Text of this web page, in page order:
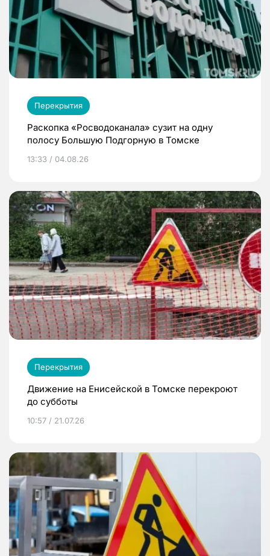
Перекрытия
Раскопка «Росводоканала» сузит на одну
полосу Большую Подгорную в Томске
13:33 / 04.08.26
Перекрытия
Движение на Енисейской в Томске перекроют
до субботы
10:57 / 21.07.26